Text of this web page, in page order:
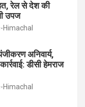
रेल से देश की
उपज
अनिवार्य,
डीसी हेमराज